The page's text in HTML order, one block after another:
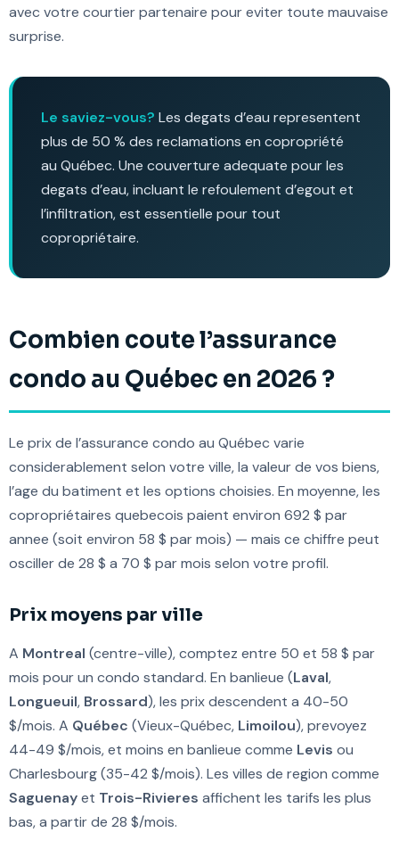
avec votre courtier partenaire pour eviter toute mauvaise
surprise.
Le saviez-vous? Les degats d’eau representent
plus de 50 % des reclamations en copropriété
au Québec. Une couverture adequate pour les
degats d’eau, incluant le refoulement d’egout et
l’infiltration, est essentielle pour tout
copropriétaire.
Combien coute l’assurance
condo au Québec en 2026 ?
Le prix de l’assurance condo au Québec varie
considerablement selon votre ville, la valeur de vos biens,
l’age du batiment et les options choisies. En moyenne, les
copropriétaires quebecois paient environ 692 $ par
annee (soit environ 58 $ par mois) — mais ce chiffre peut
osciller de 28 $ a 70 $ par mois selon votre profil.
Prix moyens par ville
A Montreal (centre-ville), comptez entre 50 et 58 $ par
mois pour un condo standard. En banlieue (Laval,
Longueuil, Brossard), les prix descendent a 40-50
$/mois. A Québec (Vieux-Québec, Limoilou), prevoyez
44-49 $/mois, et moins en banlieue comme Levis ou
Charlesbourg (35-42 $/mois). Les villes de region comme
Saguenayet Trois-Rivieres affichent les tarifs les plus
bas, a partir de 28 $/mois.